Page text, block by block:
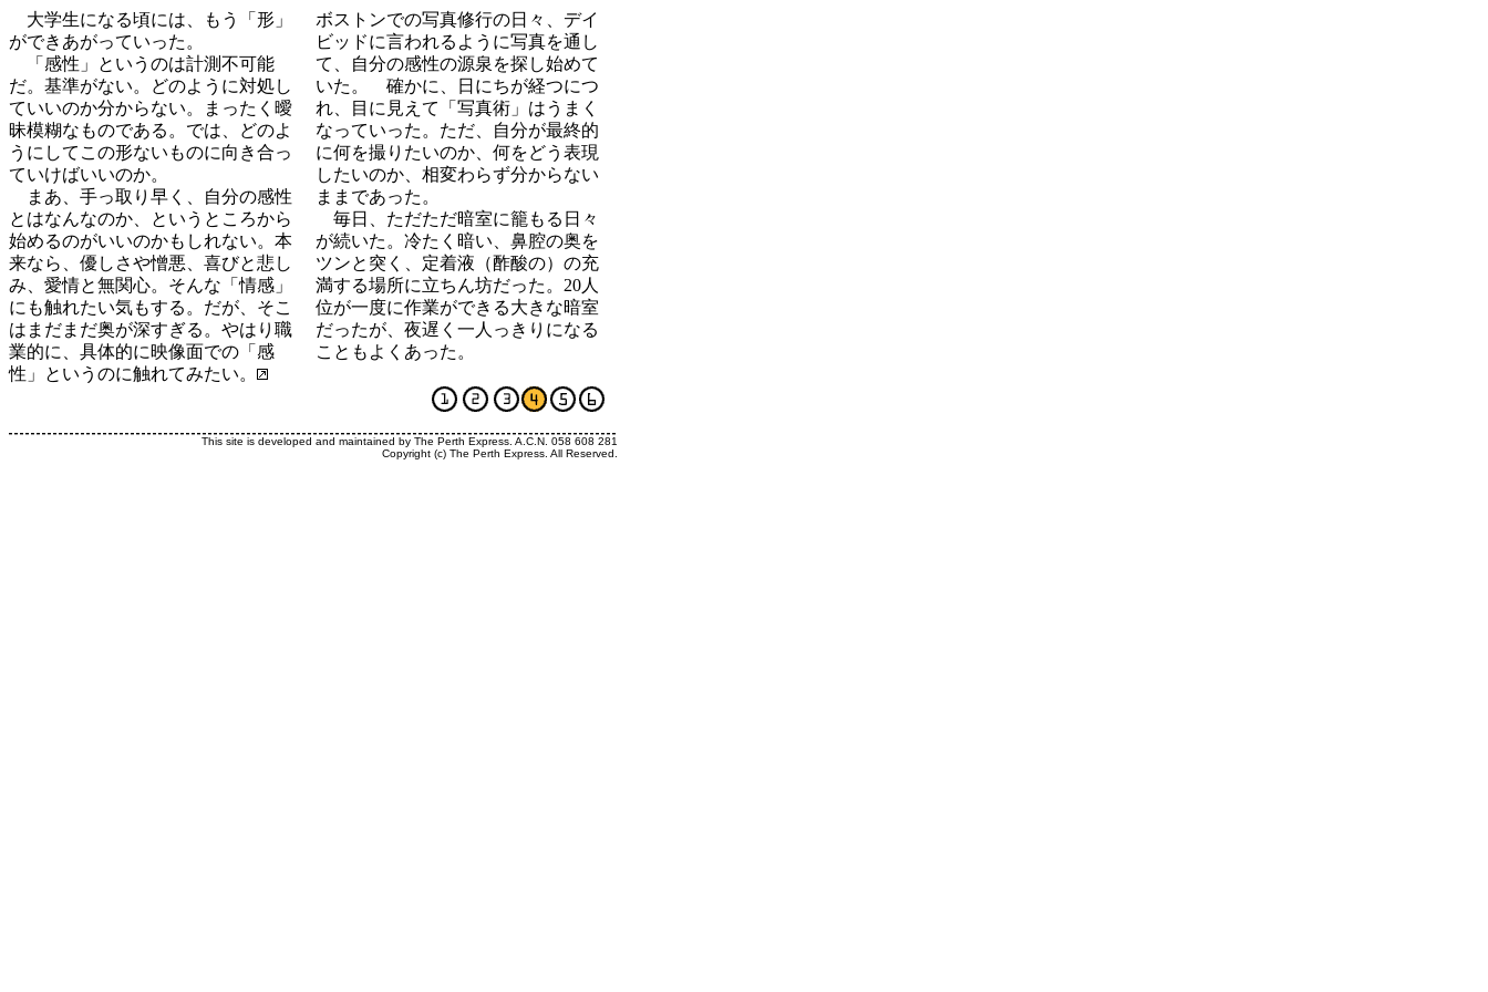
大学生になる頃には、もう「形」
ができあがっていった。
「感性」というのは計測不可能
だ。基準がない。どのように対処し
ていいのか分からない。まったく曖
昧模糊なものである。では、どのよ
うにしてこの形ないものに向き合っ
ていけばいいのか。
まあ、手っ取り早く、自分の感性
とはなんなのか、というところから
始めるのがいいのかもしれない。本
来なら、優しさや憎悪、喜びと悲し
み、愛情と無関心。そんな「情感」
にも触れたい気もする。だが、そこ
はまだまだ奥が深すぎる。やはり職
業的に、具体的に映像面での「感
性」というのに触れてみたい。
ボストンでの写真修行の日々、デイ
ビッドに言われるように写真を通し
て、自分の感性の源泉を探し始めて
いた。 確かに、日にちが経つにつ
れ、目に見えて「写真術」はうまく
なっていった。ただ、自分が最終的
に何を撮りたいのか、何をどう表現
したいのか、相変わらず分からない
ままであった。
毎日、ただただ暗室に籠もる日々
が続いた。冷たく暗い、鼻腔の奥を
ツンと突く、定着液（酢酸の）の充
満する場所に立ちん坊だった。20人
位が一度に作業ができる大きな暗室
だったが、夜遅く一人っきりになる
こともよくあった。
This site is developed and maintained by The Perth Express. A.C.N. 058 608 281
Copyright (c) The Perth Express. All Reserved.